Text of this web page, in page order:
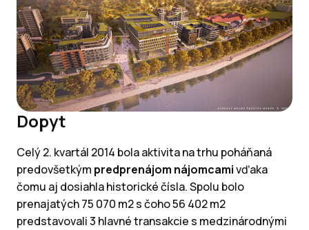
Dopyt
Celý 2. kvartál 2014 bola aktivita na trhu poháňaná
predovšetkým predprenájom nájomcamivďaka
čomu aj dosiahla historické čísla. Spolu bolo
prenajatých 75 070 m2 s čoho 56 402 m2
predstavovali 3 hlavné transakcie s medzinárodnými